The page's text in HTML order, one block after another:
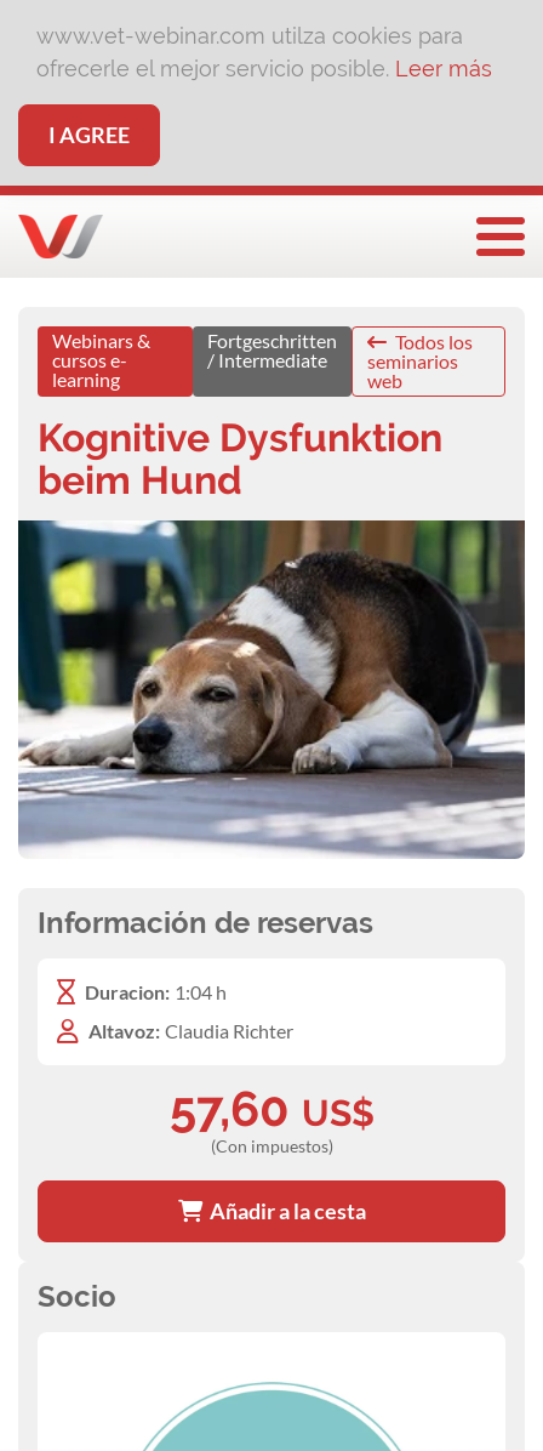
www.vet-webinar.com utilza cookies para
ofrecerle el mejor servicio posible. Leer más
I AGREE
Webinars &
cursos e-
learning
Fortgeschritten
/ Intermediate
Todos los
seminarios
web
Kognitive Dysfunktion
beim Hund
Información de reservas
Duracion: 1:04 h
Altavoz: Claudia Richter
57,60 US$
(Con impuestos)
Añadir a la cesta
Socio